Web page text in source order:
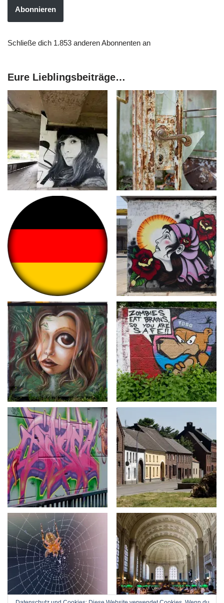
Abonnieren
Schließe dich 1.853 anderen Abonnenten an
Eure Lieblingsbeiträge…